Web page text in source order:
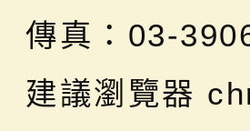
傳真：03-
建議瀏覽器